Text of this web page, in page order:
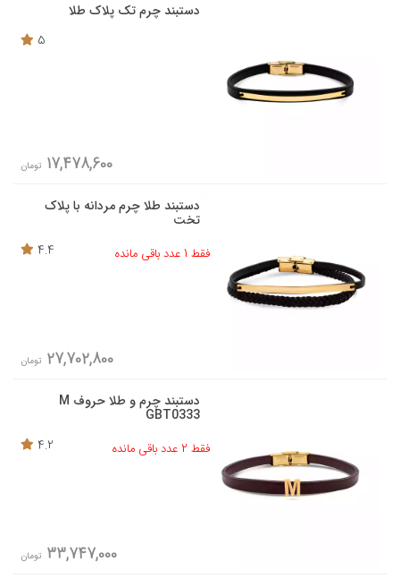
دستبند چرم تک پلاک طلا
5
17,478,600 تومان
دستبند طلا چرم مردانه با پلاک
تخت
فقط 1 عدد باقی مانده
4.4
27,702,800 تومان
دستبند چرم و طلا حروف M
GBT0333
فقط 2 عدد باقی مانده
4.2
33,747,000 تومان